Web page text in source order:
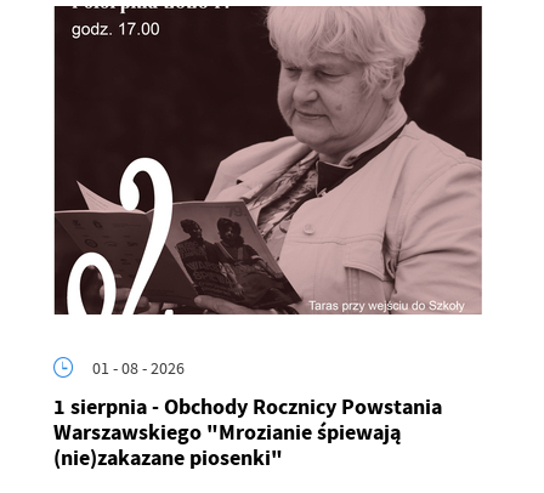
01 - 08 - 2026
1 sierpnia - Obchody Rocznicy Powstania
Warszawskiego "Mrozianie śpiewają
(nie)zakazane piosenki"